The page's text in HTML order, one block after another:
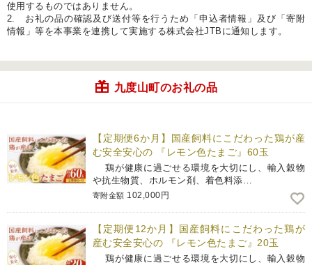
使用するものではありません。
2. お礼の品の確認及び送付等を行うため「申込者情報」及び「寄附
情報」等を本事業を連携して実施する株式会社JTBに通知します。
九度山町のお礼の品
【定期便6か月】国産飼料にこだわった鶏が産
む安全安心の 『レモン色たまご』60玉
鶏が健康に過ごせる環境を大切にし、輸入穀物
や抗生物質、ホルモン剤、着色料添…
寄附金額 102,000円
【定期便12か月】国産飼料にこだわった鶏が
産む安全安心の 『レモン色たまご』20玉
鶏が健康に過ごせる環境を大切にし、輸入穀物